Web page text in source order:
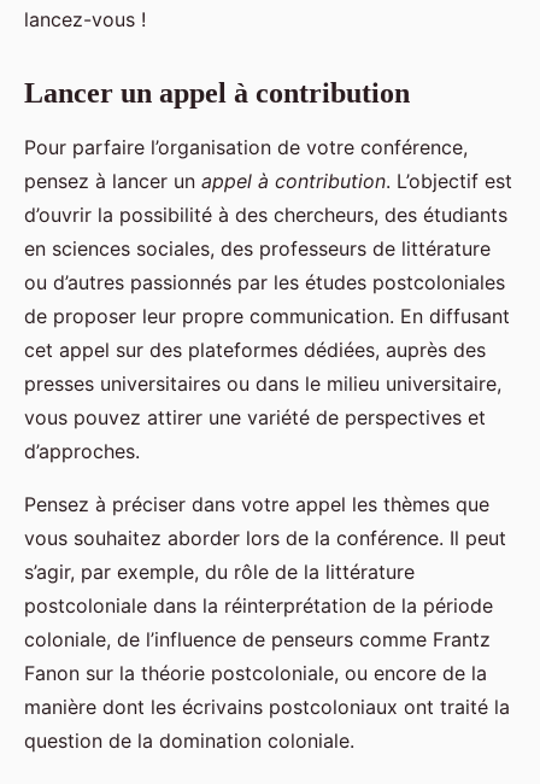
lancez-vous !
Lancer un appel à contribution
Pour parfaire l’organisation de votre conférence,
pensez à lancer un appel à contribution. L’objectif est
d’ouvrir la possibilité à des chercheurs, des étudiants
en sciences sociales, des professeurs de littérature
ou d’autres passionnés par les études postcoloniales
de proposer leur propre communication. En diffusant
cet appel sur des plateformes dédiées, auprès des
presses universitaires ou dans le milieu universitaire,
vous pouvez attirer une variété de perspectives et
d’approches.
Pensez à préciser dans votre appel les thèmes que
vous souhaitez aborder lors de la conférence. Il peut
s’agir, par exemple, du rôle de la littérature
postcoloniale dans la réinterprétation de la période
coloniale, de l’influence de penseurs comme Frantz
Fanon sur la théorie postcoloniale, ou encore de la
manière dont les écrivains postcoloniaux ont traité la
question de la domination coloniale.